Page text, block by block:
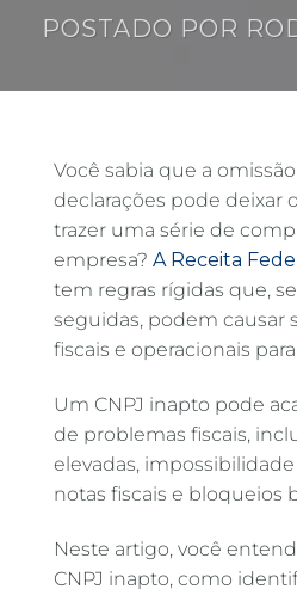
POSTADO POR
Você sabia que a
declarações pode deixar
trazer uma série de
empresa? A Receita
tem regras rígidas que,
seguidas, podem causar
fiscais e operacionais
Um CNPJ inapto pode
de problemas fiscais,
elevadas,
notas fiscais e bloqueios
Neste artigo, você
CNPJ inapto, como